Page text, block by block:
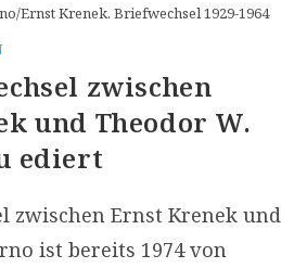
Ernst Krenek. Briefwechsel 1929-1964
zwischen
und Theodor W.
ediert
zwischen Ernst Krenek und
ist bereits 1974 von